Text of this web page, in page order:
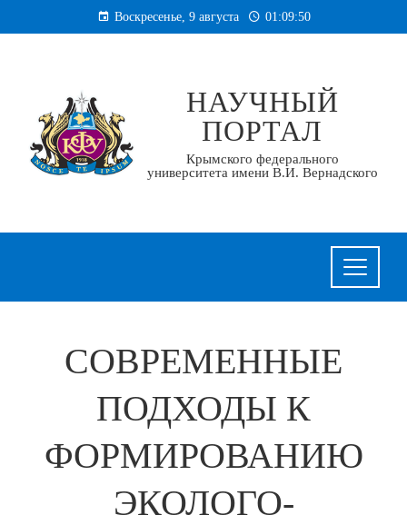
к
Воскресенье, 9 августа 01:09:51
НАУЧНЫЙ
ПОРТАЛ
Крымского федерального
университета имени В.И. Вернадского
СОВРЕМЕННЫЕ
ПОДХОДЫ К
ФОРМИРОВАНИЮ
ЭКОЛОГО-